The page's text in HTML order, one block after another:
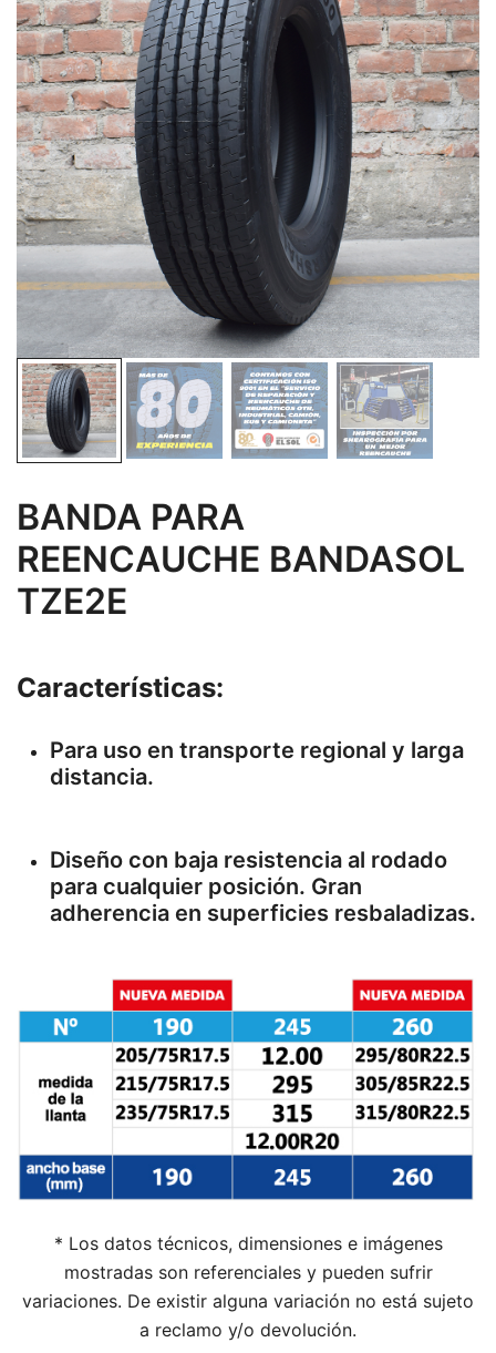
BANDA PARA
REENCAUCHE BANDASOL
TZE2E
Características:
Para uso en transporte regional y larga
distancia.
Diseño con baja resistencia al rodado
para cualquier posición. Gran
adherencia en superficies resbaladizas.
* Los datos técnicos, dimensiones e imágenes
mostradas son referenciales y pueden sufrir
variaciones. De existir alguna variación no está sujeto
a reclamo y/o devolución.